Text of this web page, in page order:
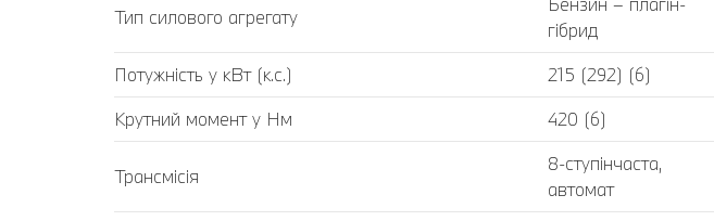
Тип силового агрегату
гібрид
Потужність у кВт (к.с.)
215 (292) (6)
Крутний момент у Нм
420 (6)
Трансмісія
8-ступінчаста,
автомат